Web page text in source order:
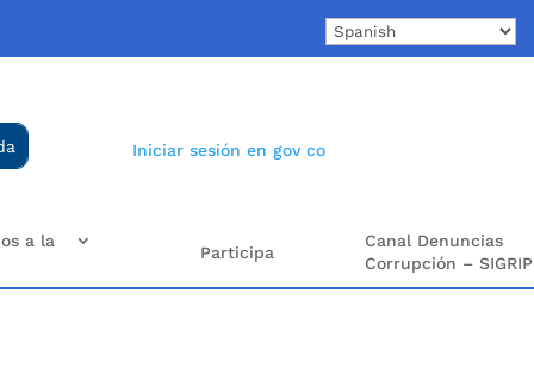
Iniciar sesión en gov co
a la
Participa
Canal Denuncias
Corrupción – SIGRIP